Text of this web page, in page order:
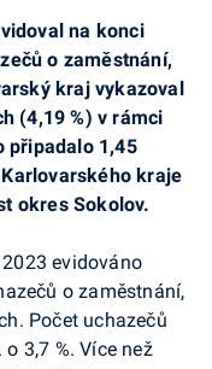
na konci
o zaměstnání,
kraj vykazoval
(4,19 %) v rámci
připadalo 1,45
kraje
okres Sokolov.
evidováno
o zaměstnání,
Počet uchazečů
3,7 %. Více než